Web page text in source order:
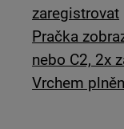
zaregistrovat
Pračka
nebo C2, 2x
Vrchem